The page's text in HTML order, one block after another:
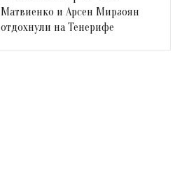
Матвиенко и Арсен Мирзоян
отдохнули на Тенерифе